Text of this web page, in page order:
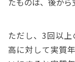
ただし、3回以
高に対して実質